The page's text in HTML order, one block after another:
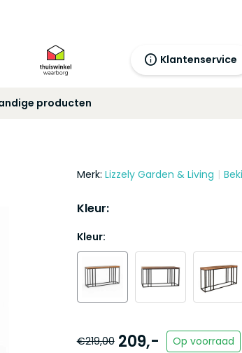
Klantenservice
producten
Merk: Lizzely Garden & Living
Kleur:
Kleur:
€219,00 209,- Op voorraad